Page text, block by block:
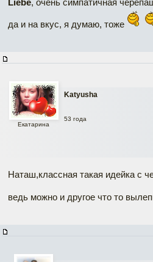
Liebe, очень симпатичная
да и на вкус, я думаю, тоже
Katyusha
Екатарина
53 года
Наташ,классная такая идейка с
ведь можно и другое что то